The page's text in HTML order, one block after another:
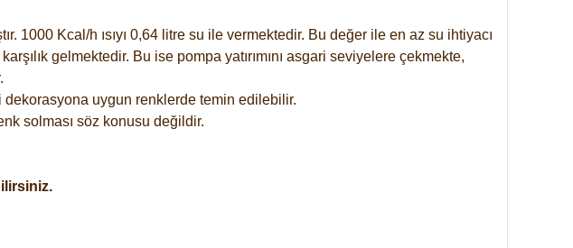
1000 Kcal/h ısıyı 0,64 litre su ile vermektedir. Bu değer ile en az su ihtiyacı
gelmektedir. Bu ise pompa yatırımını asgari seviyelere çekmekte,
uygun renklerde temin edilebilir.
solması söz konusu değildir.